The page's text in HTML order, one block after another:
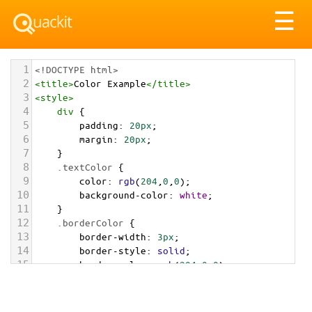
☰
1 <!DOCTYPE html>
2 <title>Color Example</title>
3 <style>
4 div {
5 padding: 20px;
6 margin: 20px;
7 }
8 .textColor {
9 color: rgb(204 0 0);
10 background-color: white;
11 }
12 .borderColor {
13 border-width: 3px;
14 border-style: solid;
15 border-color: rgb(204,0,0);